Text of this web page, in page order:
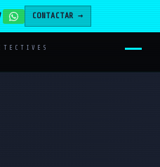
CONTACTAR →